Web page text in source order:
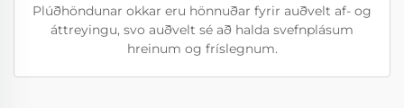
Plúðhöndunar okkar eru hönnuðar fyrir auðvelt af- og
áttreyingu, svo auðvelt sé að halda svefnplásum
hreinum og fríslegnum.